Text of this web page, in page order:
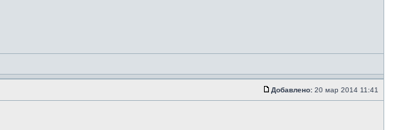
Добавлено: 20 мар 2014 11:41